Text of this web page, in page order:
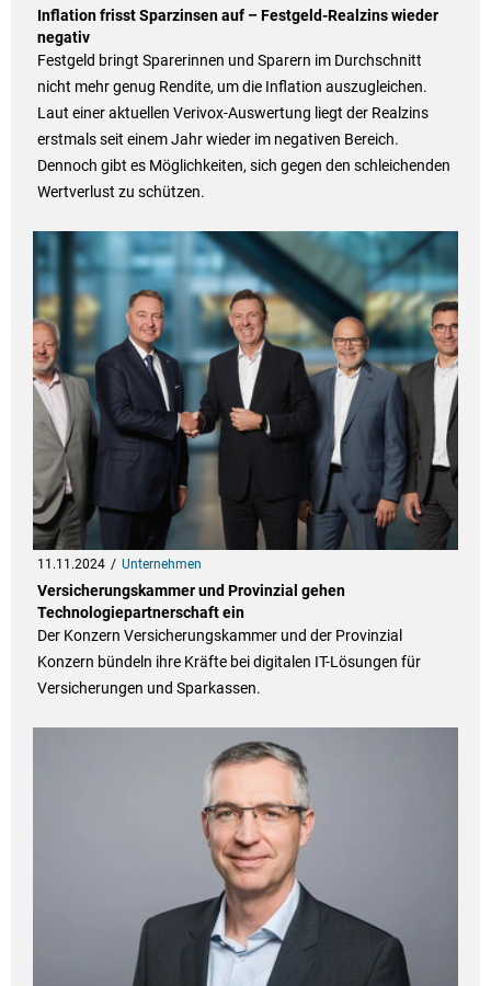
Inflation frisst Sparzinsen auf – Festgeld-Realzins wieder
negativ
Festgeld bringt Sparerinnen und Sparern im Durchschnitt
nicht mehr genug Rendite, um die Inflation auszugleichen.
Laut einer aktuellen Verivox-Auswertung liegt der Realzins
erstmals seit einem Jahr wieder im negativen Bereich.
Dennoch gibt es Möglichkeiten, sich gegen den schleichenden
Wertverlust zu schützen.
11.11.2024 Unternehmen
Versicherungskammer und Provinzial gehen
Technologiepartnerschaft ein
Der Konzern Versicherungskammer und der Provinzial
Konzern bündeln ihre Kräfte bei digitalen IT-Lösungen für
Versicherungen und Sparkassen.